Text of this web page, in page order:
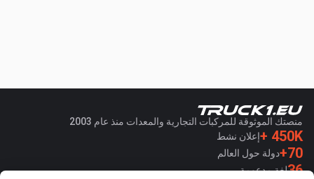
منصتك الموثوقة للمركبات التجارية والمعدات منذ عام 2003
450K + إعلان نشط
70+ دولة حول العالم
36لغة مدعومة